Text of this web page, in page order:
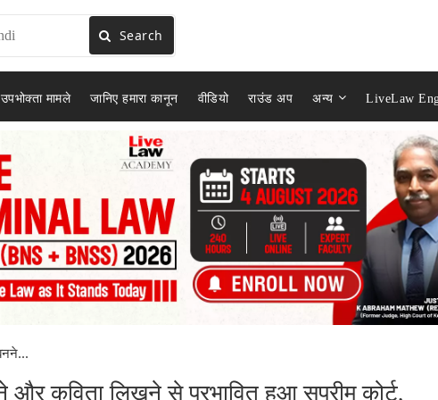
Search
उपभोक्ता मामले जानिए हमारा कानून वीडियो राउंड अप अन्य LiveLaw
कविता लिखने से प्रभावित हुआ सुप्रीम कोर्ट,